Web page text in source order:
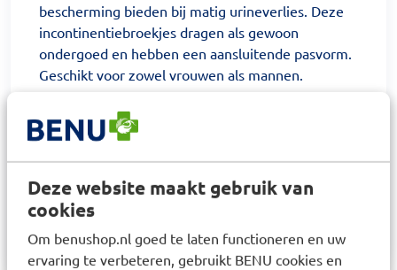
Deze website maakt gebruik van
cookies
Om benushop.nl goed te laten functioneren en uw
ervaring te verbeteren, gebruikt BENU cookies en
bescherming bieden bij matig urineverlies. Deze
incontinentiebroekjes dragen als gewoon
ondergoed en hebben een aansluitende pasvorm.
Geschikt voor zowel vrouwen als mannen.
Gebruik:
TENA ProTection Pants kunnen als gewoon
ondergoed worden aangetrokken. Bij het
uittrekken kunnen de zijnaden eenvoudig worden
opengescheurd en kan het broekje worden